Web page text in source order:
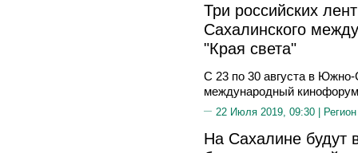
Три российских
Сахалинского
"Края света"
С 23 по 30 августа в
международный кинофорум
22 Июля 2019, 09:30 |
На Сахалине будут